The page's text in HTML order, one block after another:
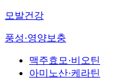
모발건강
풍성·영양보충
맥주효모·비오틴
아미노산·케라틴